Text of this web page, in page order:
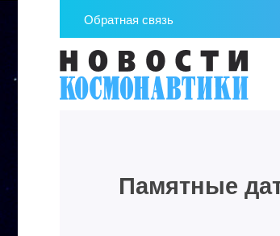
Обратная связь
Памятные